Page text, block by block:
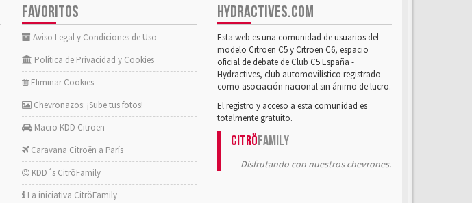
FAVORITOS
Aviso Legal y Condiciones de Uso
Política de Privacidad y Cookies
Eliminar Cookies
Chevronazos: ¡Sube tus fotos!
Macro KDD Citroën
Caravana Citroën a París
KDD´s CitröFamily
La iniciativa CitröFamily
HYDRACTIVES.COM
Esta web es una comunidad de usuarios del
modelo Citroën C5 y Citroën C6, espacio
oficial de debate de Club C5 España -
Hydractives, club automovilístico registrado
como asociación nacional sin ánimo de lucro.
El registro y acceso a esta comunidad es
totalmente gratuito.
CitröFamily
Disfrutando con nuestros chevrones.